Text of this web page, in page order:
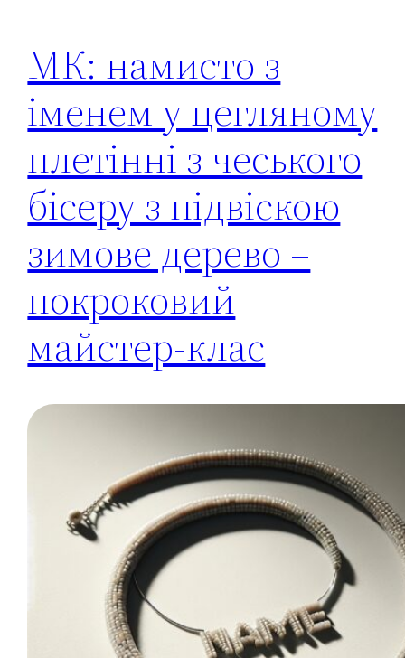
МК: намисто з
іменем у цегляному
плетінні з чеського
бісеру з підвіскою
зимове дерево –
покроковий
майстер-клас